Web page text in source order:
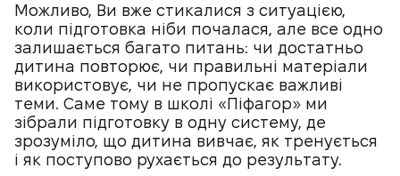
Можливо, Ви вже стикалися з ситуацією,
коли підготовка ніби почалася, але все одно
залишається багато питань: чи достатньо
дитина повторює, чи правильні матеріали
використовує, чи не пропускає важливі
теми. Саме тому в школі «Піфагор» ми
зібрали підготовку в одну систему, де
зрозуміло, що дитина вивчає, як тренується
і як поступово рухається до результату.